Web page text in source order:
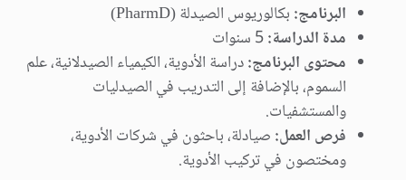
البرنامج: بكالوريوس الصيدلة (PharmD)
مدة الدراسة:
محتوى البرنامج:دراسة الأدوية، الكيمياء الصيدلانية، علم
السموم، بالإضافة إلى التدريب في الصيدليات
والمستشفيات.
فرص العمل: صيادلة، باحثون في شركات الأدوية،
ومختصون في تركيب الأدوية.